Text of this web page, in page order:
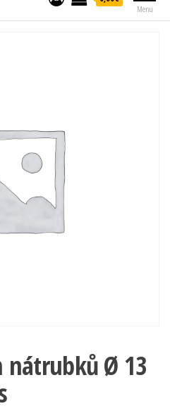
Menu
nátrubků Ø 13